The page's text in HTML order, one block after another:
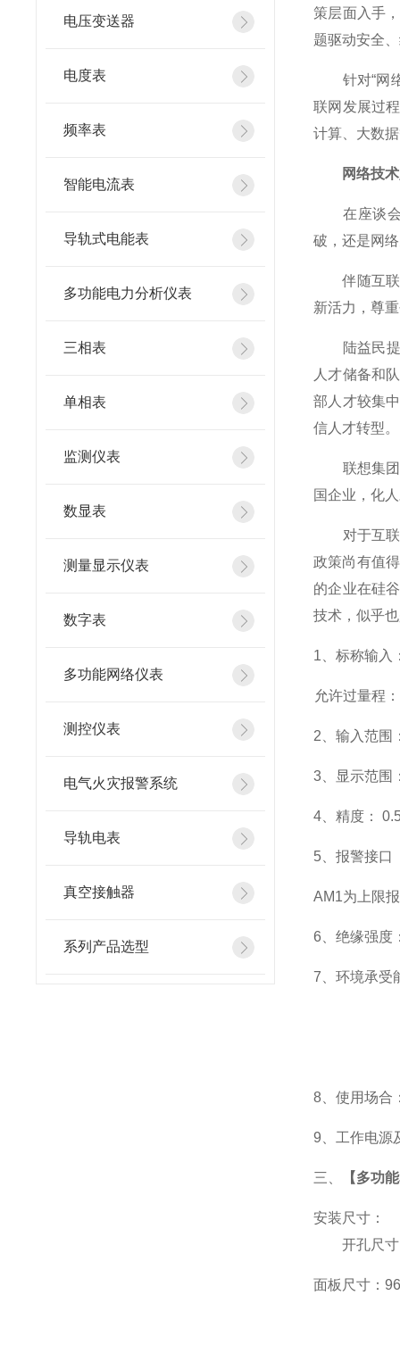
电压变送器
电度表
频率表
智能电流表
导轨式电能表
多功能电力分析仪表
三相表
单相表
监测仪表
数显表
测量显示仪表
数字表
多功能网络仪表
测控仪表
电气火灾报警系统
导轨电表
真空接触器
系列产品选型
策层面入手
题驱动安全
针对“网络
联网发展过
计算、大数
网络技术
在座谈会
破，还是网
伴随互联网
新活力，尊
陆益民提到
人才储备和
部人才较集
信人才转型。
联想集团副
国企业，化
对于互联网
政策尚有值
的企业在硅
技术，似乎
1 、标称输入
允许过量程
2 、输入范围
3 显示范围
4 、精度：
5 、报警接口
AM1为上限
6 、绝缘强
7 、环境承
8 、使用场
9 、工作电
三、 【多功
安装尺寸：
开孔尺
面板尺寸：